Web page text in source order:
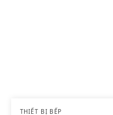
THIẾT BỊ BẾP